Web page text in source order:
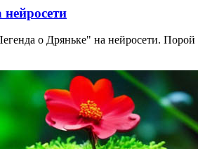
о Дряньке" на нейросети.